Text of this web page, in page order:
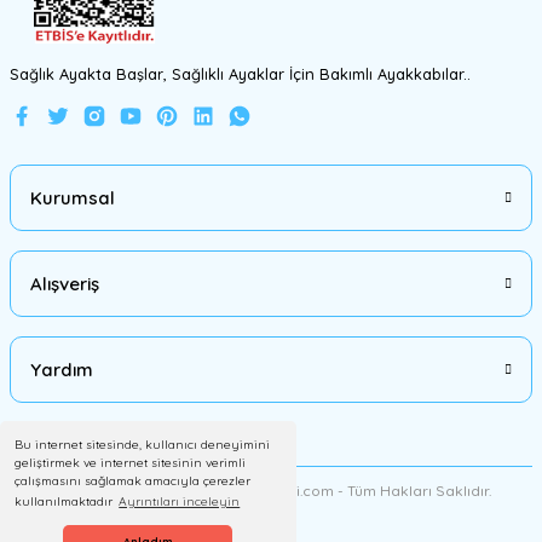
Bu internet sitesinde, kullanıcı deneyimini
geliştirmek ve internet sitesinin verimli
çalışmasını sağlamak amacıyla çerezler
kullanılmaktadır Ayrıntıları inceleyin
srtfootcare
Yumuşak İz Yapmaz Boya Cila Süngeri , Sıvacı Süngeri 1 Adet
Sağlık Ayakta Başlar, Sağlıklı Ayaklar İçin Bakımlı Ayakkabılar..
Kurumsal
Alışveriş
Yardım
2012 Copyright AyakkabiMalzemesi.com - Tüm Hakları Saklıdır.